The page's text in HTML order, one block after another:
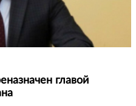
главой